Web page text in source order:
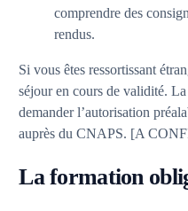
comprendre des
rendus.
Si vous êtes ressortissant
séjour en cours de validité.
demander l’autorisation
auprès du CNAPS. [A
La formation